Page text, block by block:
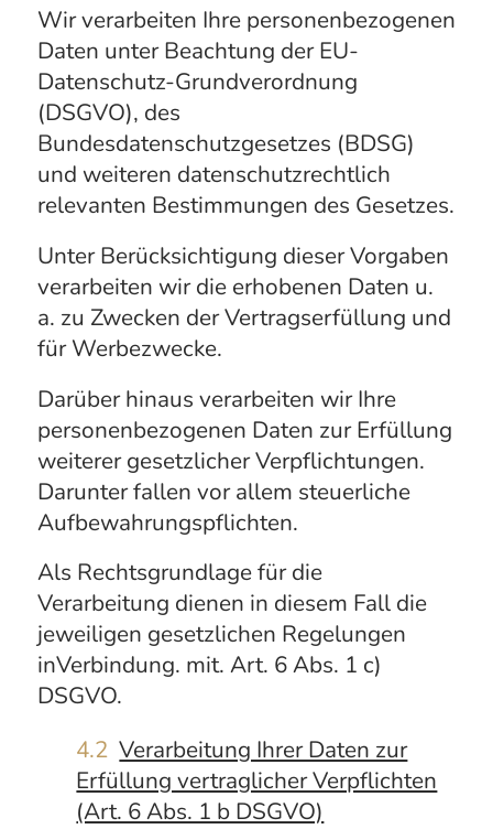
Wir verarbeiten Ihre personenbezogenen
Daten unter Beachtung der EU-
Datenschutz-Grundverordnung
(DSGVO), des
Bundesdatenschutzgesetzes (BDSG)
und weiteren datenschutzrechtlich
relevanten Bestimmungen des Gesetzes.
Unter Berücksichtigung dieser Vorgaben
verarbeiten wir die erhobenen Daten u.
a. zu Zwecken der Vertragserfüllung und
für Werbezwecke.
Darüber hinaus verarbeiten wir Ihre
personenbezogenen Daten zur Erfüllung
weiterer gesetzlicher Verpflichtungen.
Darunter fallen vor allem steuerliche
Aufbewahrungspflichten.
Als Rechtsgrundlage für die
Verarbeitung dienen in diesem Fall die
jeweiligen gesetzlichen Regelungen
inVerbindung. mit. Art. 6 Abs. 1 c)
DSGVO.
4.2Verarbeitung Ihrer Daten zur
Erfüllung vertraglicher Verpflichten
(Art. 6 Abs. 1 b DSGVO)